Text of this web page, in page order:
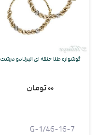
گوشواره طلا حلقه ای البرنادو درشت
۰۰ تومان
G-1/46-16-7